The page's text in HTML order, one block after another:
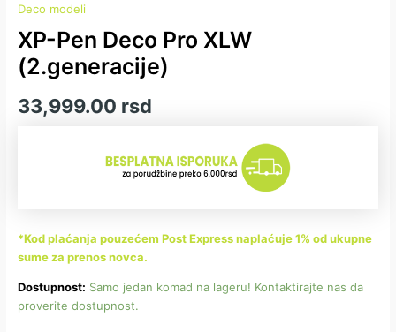
Deco modeli
XP-Pen Deco Pro XLW
(2.generacije)
33,999.00 rsd
*Kod plaćanja pouzećem Post Express naplaćuje 1% od ukupne
sume za prenos novca.
Dostupnost: Samo jedan komad na lageru! Kontaktirajte nas da
proverite dostupnost.